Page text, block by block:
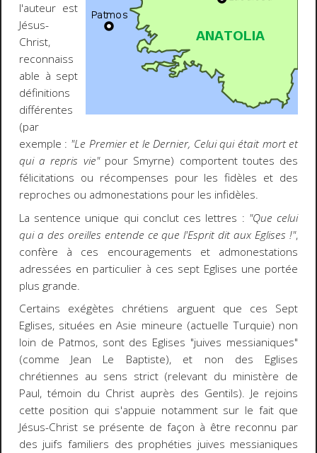
l'auteur est
Jésus-
Christ,
reconnaiss
able à sept
définitions
différentes
(par
exemple : "Le Premier et le Dernier, Celui qui était mort et
qui a repris vie"pour Smyrne) comportent toutes des
félicitations ou récompenses pour les fidèles et des
reproches ou admonestations pour les infidèles.
La sentence unique qui conclut ces lettres : "Que celui
qui a des oreilles entende ce que l'Esprit dit aux Eglises !",
confère à ces encouragements et admonestations
adressées en particulier à ces sept Eglises une portée
plus grande.
Certains exégètes chrétiens arguent que ces Sept
Eglises, situées en Asie mineure (actuelle Turquie) non
loin de Patmos, sont des Eglises "juives messianiques"
(comme Jean Le Baptiste), et non des Eglises
chrétiennes au sens strict (relevant du ministère de
Paul, témoin du Christ auprès des Gentils). Je rejoins
cette position qui s'appuie notamment sur le fait que
Jésus-Christ se présente de façon à être reconnu par
des juifs familiers des prophéties juives messianiques